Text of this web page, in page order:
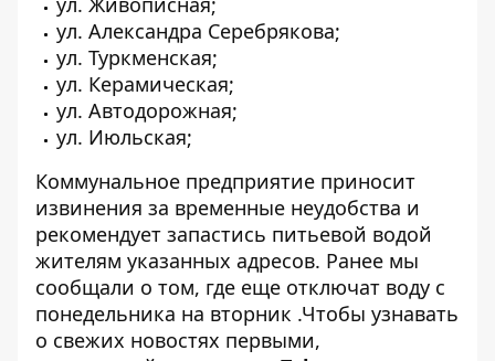
ул. Александра Серебрякова;
ул. Туркменская;
ул. Керамическая;
ул. Автодорожная;
ул. Июльская;
Коммунальное предприятие приносит
извинения за временные неудобства и
рекомендует запастись питьевой водой
жителям указанных адресов. Ранее мы
сообщали о том, где еще отключат воду с
понедельника на вторник .Чтобы узнавать
о свежих новостях первыми,